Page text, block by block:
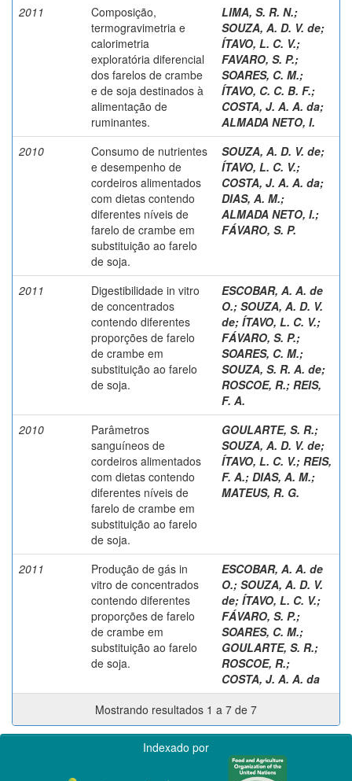
2011
Composição,
termogravimetria e
calorimetria
exploratória diferencial
dos farelos de crambe
e de soja destinados à
alimentação de
ruminantes.
LIMA, S. R. N.;
SOUZA, A. D. V. de;
ÍTAVO, L. C. V.;
FAVARO, S. P.;
SOARES, C. M.;
ÍTAVO, C. C. B. F.;
COSTA, J. A. A. da;
ALMADA NETO, I.
2010
Consumo de nutrientes
e desempenho de
cordeiros alimentados
com dietas contendo
diferentes níveis de
farelo de crambe em
substituição ao farelo
de soja.
SOUZA, A. D. V. de;
ÍTAVO, L. C. V.;
COSTA, J. A. A. da;
DIAS, A. M.;
ALMADA NETO, I.;
FÁVARO, S. P.
2011
Digestibilidade in vitro
de concentrados
contendo diferentes
proporções de farelo
de crambe em
substituição ao farelo
de soja.
ESCOBAR, A. A. de
O.; SOUZA, A. D. V.
de; ÍTAVO, L. C. V.;
FÁVARO, S. P.;
SOARES, C. M.;
SOUZA, S. R. A. de;
ROSCOE, R.; REIS,
F. A.
2010
Parâmetros
sanguíneos de
cordeiros alimentados
com dietas contendo
diferentes níveis de
farelo de crambe em
substituição ao farelo
de soja.
GOULARTE, S. R.;
SOUZA, A. D. V. de;
ÍTAVO, L. C. V.; REIS,
F. A.; DIAS, A. M.;
MATEUS, R. G.
2011
Produção de gás in
vitro de concentrados
contendo diferentes
proporções de farelo
de crambe em
substituição ao farelo
de soja.
ESCOBAR, A. A. de
O.; SOUZA, A. D. V.
de; ÍTAVO, L. C. V.;
FÁVARO, S. P.;
SOARES, C. M.;
GOULARTE, S. R.;
ROSCOE, R.;
COSTA, J. A. A. da
Mostrando resultados 1 a 7 de 7
Indexado por